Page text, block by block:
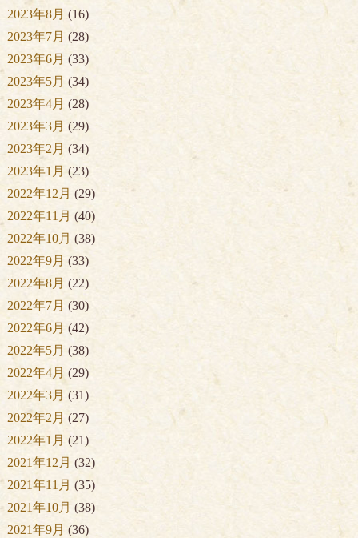
2023年8月 (16)
2023年7月 (28)
2023年6月 (33)
2023年5月 (34)
2023年4月 (28)
2023年3月 (29)
2023年2月 (34)
2023年1月 (23)
2022年12月 (29)
2022年11月 (40)
2022年10月 (38)
2022年9月 (33)
2022年8月 (22)
2022年7月 (30)
2022年6月 (42)
2022年5月 (38)
2022年4月 (29)
2022年3月 (31)
2022年2月 (27)
2022年1月 (21)
2021年12月 (32)
2021年11月 (35)
2021年10月 (38)
2021年9月 (36)